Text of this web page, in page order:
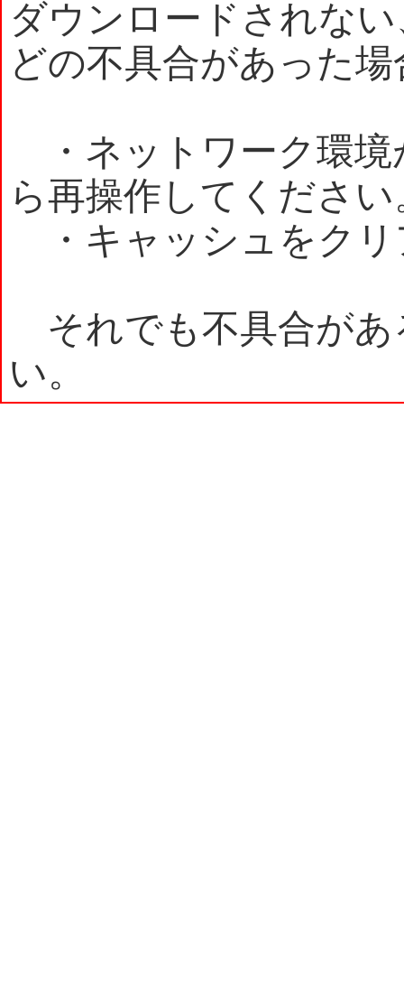
ダウンロードされな
どの不具合があった
・ネットワーク環境
ら再操作してください
・キャッシュをクリ
それでも不具合があ
い。